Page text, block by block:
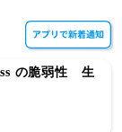
の脆弱性 生